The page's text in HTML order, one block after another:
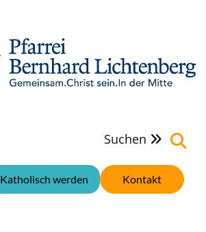
Suchen 
Kontakt
Katholisch werden